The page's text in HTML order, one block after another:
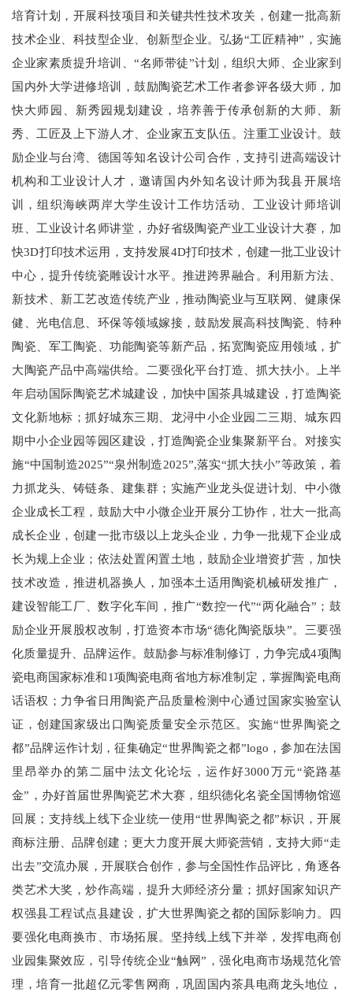
培育计划，开展科技项目和关键共性技术攻关，创建一批高新
技术企业、科技型企业、创新型企业。弘扬“工匠精神”，实施
企业家素质提升培训、“名师带徒”计划，组织大师、企业家到
国内外大学进修培训，鼓励陶瓷艺术工作者参评各级大师，加
快大师园、新秀园规划建设，培养善于传承创新的大师、新
秀、工匠及上下游人才、企业家五支队伍。注重工业设计。鼓
励企业与台湾、德国等知名设计公司合作，支持引进高端设计
机构和工业设计人才，邀请国内外知名设计师为我县开展培
训，组织海峡两岸大学生设计工作坊活动、工业设计师培训
班、工业设计名师讲堂，办好省级陶瓷产业工业设计大赛，加
快3D打印技术运用，支持发展4D打印技术，创建一批工业设计
中心，提升传统瓷雕设计水平。推进跨界融合。利用新方法、
新技术、新工艺改造传统产业，推动陶瓷业与互联网、健康保
健、光电信息、环保等领域嫁接，鼓励发展高科技陶瓷、特种
陶瓷、军工陶瓷、功能陶瓷等新产品，拓宽陶瓷应用领域，扩
大陶瓷产品中高端供给。二要强化平台打造、抓大扶小。上半
年启动国际陶瓷艺术城建设，加快中国茶具城建设，打造陶瓷
文化新地标；抓好城东三期、龙浔中小企业园二三期、城东四
期中小企业园等园区建设，打造陶瓷企业集聚新平台。对接实
施“中国制造2025”“泉州制造2025”,落实“抓大扶小”等政策，着
力抓龙头、铸链条、建集群；实施产业龙头促进计划、中小微
企业成长工程，鼓励大中小微企业开展分工协作，壮大一批高
成长企业，创建一批市级以上龙头企业，力争一批规下企业成
长为规上企业；依法处置闲置土地，鼓励企业增资扩营，加快
技术改造，推进机器换人，加强本土适用陶瓷机械研发推广，
建设智能工厂、数字化车间，推广“数控一代”“两化融合”；鼓
励企业开展股权改制，打造资本市场“德化陶瓷版块”。三要强
化质量提升、品牌运作。鼓励参与标准制修订，力争完成4项陶
瓷电商国家标准和1项陶瓷电商省地方标准制定，掌握陶瓷电商
话语权；力争省日用陶瓷产品质量检测中心通过国家实验室认
证，创建国家级出口陶瓷质量安全示范区。实施“世界陶瓷之
都”品牌运作计划，征集确定“世界陶瓷之都”logo，参加在法国
里昂举办的第二届中法文化论坛，运作好3000万元“瓷路基
金”，办好首届世界陶瓷艺术大赛，组织德化名瓷全国博物馆巡
回展；支持线上线下企业统一使用“世界陶瓷之都”标识，开展
商标注册、品牌创建；更大力度开展大师瓷营销，支持大师“走
出去”交流办展，开展联合创作，参与全国性作品评比，角逐各
类艺术大奖，炒作高端，提升大师经济分量；抓好国家知识产
权强县工程试点县建设，扩大世界陶瓷之都的国际影响力。四
要强化电商换市、市场拓展。坚持线上线下并举，发挥电商创
业园集聚效应，引导传统企业“触网”，强化电商市场规范化管
理，培育一批超亿元零售网商，巩固国内茶具电商龙头地位，